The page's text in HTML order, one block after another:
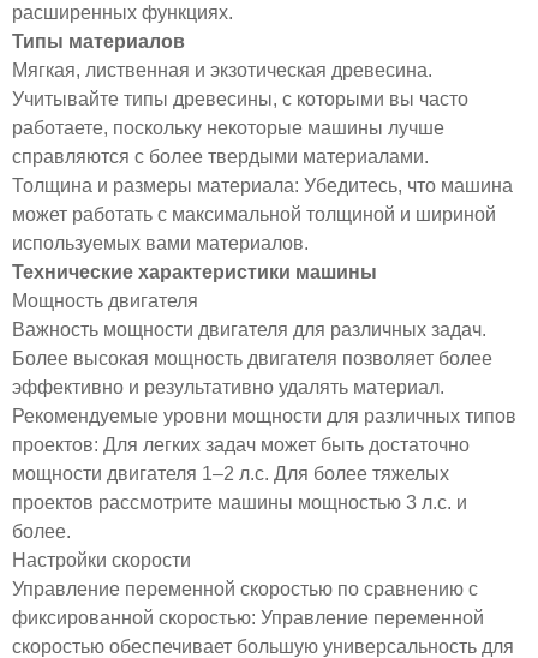
расширенных функциях.
Типы материалов
Мягкая, лиственная и экзотическая древесина.
Учитывайте типы древесины, с которыми вы часто
работаете, поскольку некоторые машины лучше
справляются с более твердыми материалами.
Толщина и размеры материала: Убедитесь, что машина
может работать с максимальной толщиной и шириной
используемых вами материалов.
Технические характеристики машины
Мощность двигателя
Важность мощности двигателя для различных задач.
Более высокая мощность двигателя позволяет более
эффективно и результативно удалять материал.
Рекомендуемые уровни мощности для различных типов
проектов: Для легких задач может быть достаточно
мощности двигателя 1–2 л.с. Для более тяжелых
проектов рассмотрите машины мощностью 3 л.с. и
более.
Настройки скорости
Управление переменной скоростью по сравнению с
фиксированной скоростью: Управление переменной
скоростью обеспечивает большую универсальность для